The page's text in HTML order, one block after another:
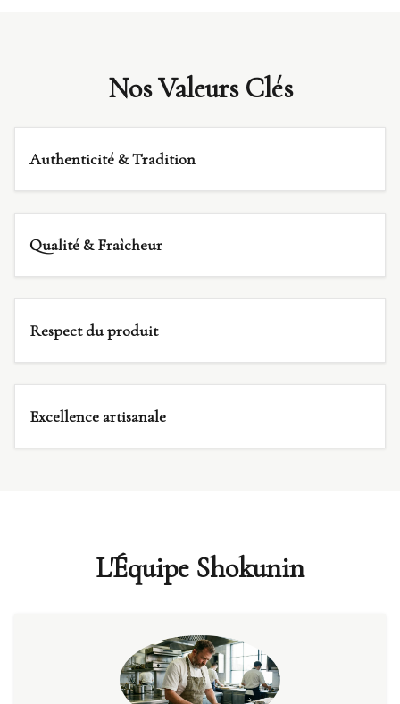
Nos Valeurs Clés
Authenticité & Tradition
Qualité & Fraîcheur
Respect du produit
Excellence artisanale
L'Équipe Shokunin